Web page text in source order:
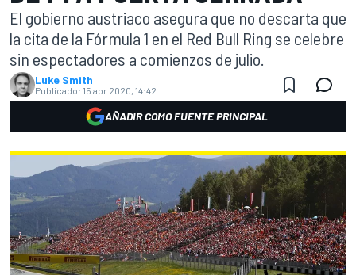
El gobierno austriaco asegura que no descarta que
la cita de la Fórmula 1 en el Red Bull Ring se celebre
sin espectadores a comienzos de julio.
Luke Smith
Publicado: 15 abr 2020, 14:42
AÑADIR COMO FUENTE PRINCIPAL